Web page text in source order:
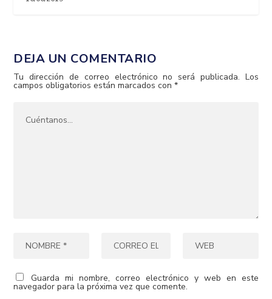
DEJA UN COMENTARIO
Tu dirección de correo electrónico no será publicada. Los
campos obligatorios están marcados con*
Guarda mi nombre, correo electrónico y web en este
navegador para la próxima vez que comente.